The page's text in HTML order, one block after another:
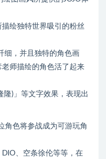
绘独特世界吸引的粉丝
细，并且独特的角色画
师描绘的角色活了起来
隆)」等文字效果，表现出
角色将参战成为可游玩角
、空条徐伦等等，在